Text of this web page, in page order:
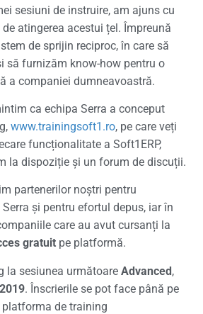
sesiuni de instruire, am ajuns cu
atingerea acestui țel. Împreună
de sprijin reciproc, în care să
să furnizăm know-how pentru o
a companiei dumneavoastră.
ca echipa Serra a conceput
www.trainingsoft1.ro, pe care veți
funcționalitate a Soft1ERP,
la dispoziție și un forum de discuții.
partenerilor noștri pentru
și pentru efortul depus, iar în
care au avut cursanți la
gratuit pe platformă.
la sesiunea următoare Advanced,
. Înscrierile se pot face până pe
de training